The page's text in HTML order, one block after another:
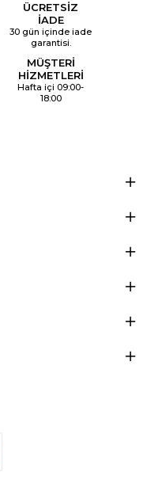
ÜCRETSİZ
İADE
30 gün içinde iade
garantisi.
MÜŞTERİ
HİZMETLERİ
Hafta içi 09:00-
18:00